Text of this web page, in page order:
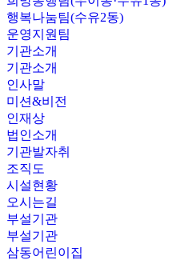
행복나눔팀(수유2동)
운영지원팀
기관소개
기관소개
인사말
미션&비전
인재상
법인소개
기관발자취
조직도
시설현황
오시는길
부설기관
부설기관
삼동어린이집